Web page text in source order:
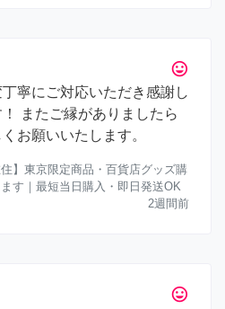
tag_faces
寧にご対応いただき感謝し
またご縁がありましたら
お願いいたします。
住】東京限定商品・百貨店グッズ購
す｜最短当日購入・即日発送OK
2週間前
tag_faces